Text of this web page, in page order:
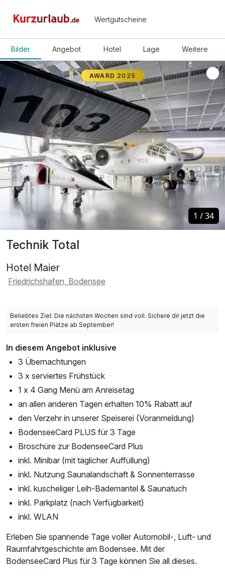
Wertgutscheine
Bilder Angebot Hotel Lage Weitere
Technik Total
Hotel Maier
Friedrichshafen, Bodensee
AWARD 2025
1 /34
1 /34
Beliebtes Ziel: Die nächsten Wochen sind voll. Sichere dir jetzt die
ersten freien Plätze ab September!
In diesem Angebot inklusive
3 Übernachtungen
3 x serviertes Frühstück
1 x 4 Gang Menü am Anreisetag
an allen anderen Tagen erhalten 10% Rabatt auf
den Verzehr in unserer Speiserei (Voranmeldung)
BodenseeCard PLUS für 3 Tage
Broschüre zur BodenseeCard Plus
inkl. Minibar (mit täglicher Auffüllung)
inkl. Nutzung Saunalandschaft & Sonnenterrasse
inkl. kuscheliger Leih-Bademantel & Saunatuch
inkl. Parkplatz (nach Verfügbarkeit)
inkl. WLAN
Erleben Sie spannende Tage voller Automobil-, Luft- und
Raumfahrtgeschichte am Bodensee. Mit der
BodenseeCard Plus für 3 Tage können Sie all dieses.